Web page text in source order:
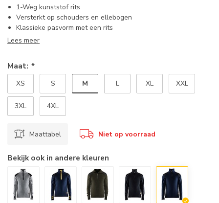
1-Weg kunststof rits
Versterkt op schouders en ellebogen
Klassieke pasvorm met een rits
Lees meer
Maat: *
XS S M L XL XXL
3XL 4XL
Maattabel Niet op voorraad
Bekijk ook in andere kleuren